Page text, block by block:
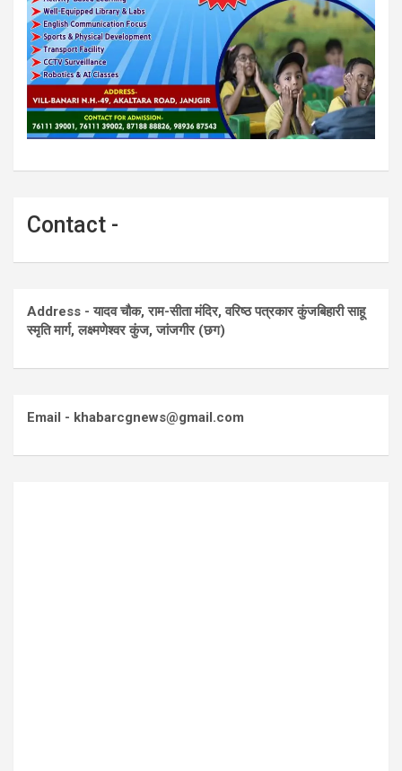
Contact -
Address - यादव चौक, राम-सीता मंदिर, वरिष्ठ पत्रकार कुंजबिहारी साहू
स्मृति मार्ग, लक्ष्मणेश्वर कुंज, जांजगीर (छग)
Email - khabarcgnews@gmail.com